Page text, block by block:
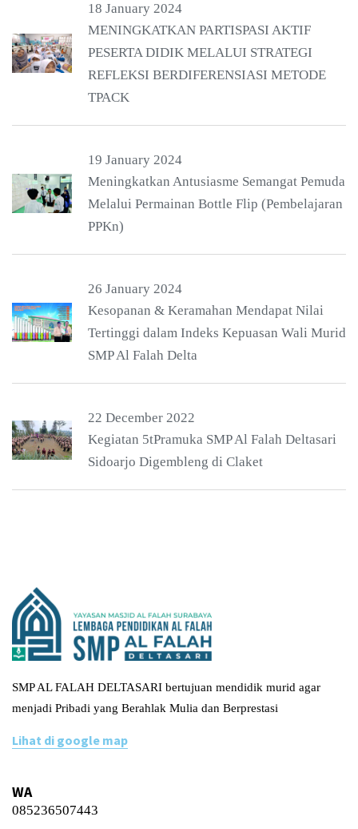
18 January 2024
MENINGKATKAN PARTISPASI AKTIF
PESERTA DIDIK MELALUI STRATEGI
REFLEKSI BERDIFERENSIASI METODE
TPACK
19 January 2024
Meningkatkan Antusiasme Semangat Pemuda
Melalui Permainan Bottle Flip (Pembelajaran
PPKn)
26 January 2024
Kesopanan & Keramahan Mendapat Nilai
Tertinggi dalam Indeks Kepuasan Wali Murid
SMP Al Falah Delta
22 December 2022
Kegiatan 5tPramuka SMP Al Falah Deltasari
Sidoarjo Digembleng di Claket
SMP AL FALAH DELTASARI bertujuan mendidik murid agar
menjadi Pribadi yang Berahlak Mulia dan Berprestasi
Lihat di google map
WA
085236507443